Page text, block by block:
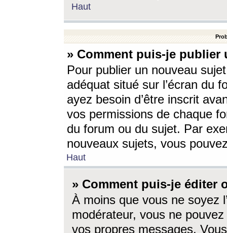
Haut
» Comment puis-je
Pour publier un nouveau
adéquat situé sur l’écran du
ayez besoin d’être inscrit
vos permissions de chaque
du forum ou du sujet. Par
nouveaux sujets, vous
Haut
» Comment puis-je éditer
À moins que vous ne soyez
modérateur, vous ne
vos propres messages.